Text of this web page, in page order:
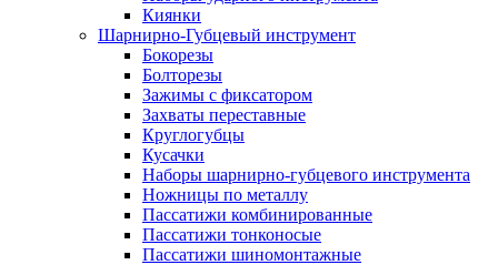
Киянки
Шарнирно-Губцевый инструмент
Бокорезы
Болторезы
Зажимы с фиксатором
Захваты переставные
Круглогубцы
Кусачки
Наборы шарнирно-губцевого инструмента
Ножницы по металлу
Пассатижи комбинированные
Пассатижи тонконосые
Пассатижи шиномонтажные